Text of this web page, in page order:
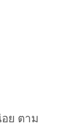
ย ตาม